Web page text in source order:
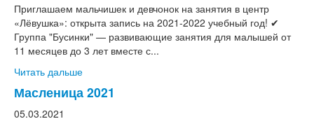
Приглашаем мальчишек и девчонок на занятия в центр
«Лёвушка»: открыта запись на 2021-2022 учебный год! ✔
Группа "Бусинки" — развивающие занятия для малышей от
11 месяцев до 3 лет вместе с...
Читать дальше
Масленица 2021
05.03.2021